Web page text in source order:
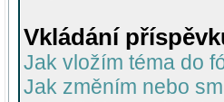
Vkládání
Jak vložím téma do
Jak změním nebo